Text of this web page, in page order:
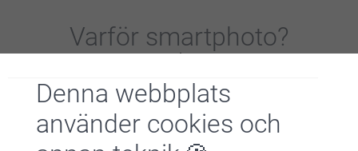
Denna webbplats
använder cookies och
Varför smartphoto?